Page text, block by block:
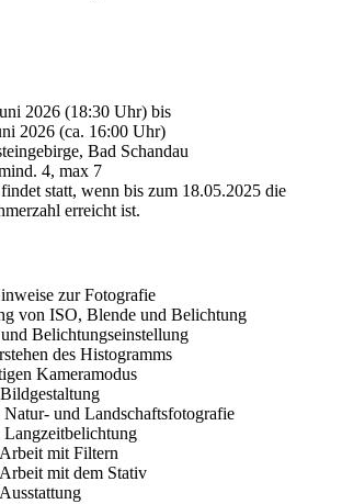
2026 (18:30 Uhr) bis
2026 (ca. 16:00 Uhr)
Bad Schandau
4, max 7
statt, wenn bis zum 18.05.2025 die
erreicht ist.
zur Fotografie
von ISO, Blende und Belichtung
Belichtungseinstellung
des Histogramms
Kameramodus
und Landschaftsfotografie
mit Filtern
mit dem Stativ